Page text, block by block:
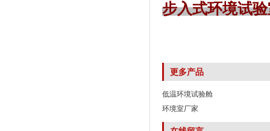
步入式环境试
更多产品
低温环境试验舱
环境室厂家